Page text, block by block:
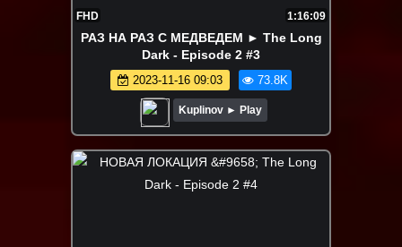
FHD 1:16:09
РАЗ НА РАЗ С МЕДВЕДЕМ ► The Long
Dark - Episode 2 #3
2023-11-16 09:03 73.8K
Kuplinov ► Play